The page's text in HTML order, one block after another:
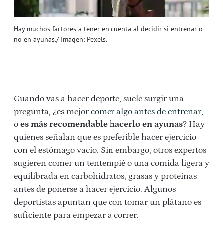
Hay muchos factores a tener en cuenta al decidir si entrenar o
no en ayunas./ Imagen: Pexels.
Cuando vas a hacer deporte, suele surgir una
pregunta, ¿es mejorcomer algo antes de entrenar,
o es más recomendable hacerlo en ayunas? Hay
quienes señalan que es preferible hacer ejercicio
con el estómago vacío. Sin embargo, otros expertos
sugieren comer un tentempié o una comida ligera y
equilibrada en carbohidratos, grasas y proteínas
antes de ponerse a hacer ejercicio. Algunos
deportistas apuntan que con tomar un plátano es
suficiente para empezar a correr.